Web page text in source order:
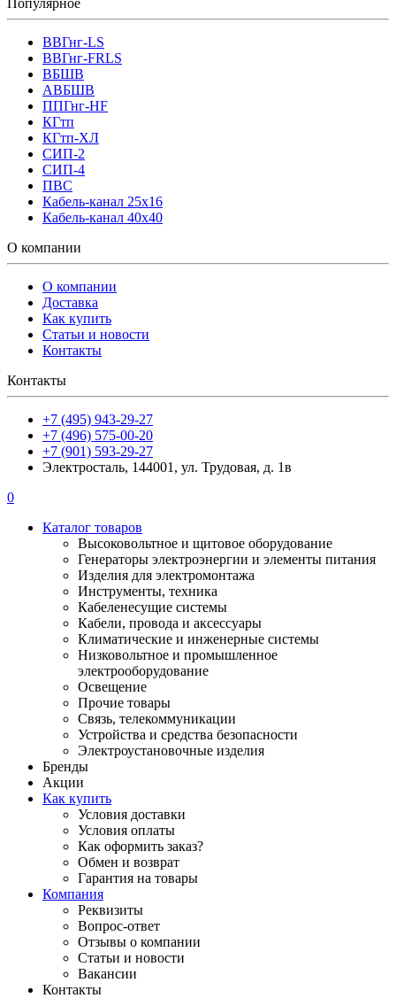
ВВГнг-LS
ВВГнг-FRLS
ВБШВ
АВБШВ
ППГнг-HF
КГтп
КГтп-ХЛ
СИП-2
СИП-4
ПВС
Кабель-канал 25х16
Кабель-канал 40х40
О компании
О компании
Доставка
Как купить
Статьи и новости
Контакты
Контакты
+7 (495) 943-29-27
+7 (496) 575-00-20
+7 (901) 593-29-27
Электросталь, 144001, ул. Трудовая, д. 1в
0
Каталог товаров
Высоковольтное и щитовое оборудование
Генераторы электроэнергии и элементы питания
Изделия для электромонтажа
Инструменты, техника
Кабеленесущие системы
Кабели, провода и аксессуары
Климатические и инженерные системы
Низковольтное и промышленное
электрооборудование
Освещение
Прочие товары
Связь, телекоммуникации
Устройства и средства безопасности
Электроустановочные изделия
Бренды
Акции
Как купить
Условия доставки
Условия оплаты
Как оформить заказ?
Обмен и возврат
Гарантия на товары
Компания
Реквизиты
Вопрос-ответ
Отзывы о компании
Статьи и новости
Вакансии
Контакты